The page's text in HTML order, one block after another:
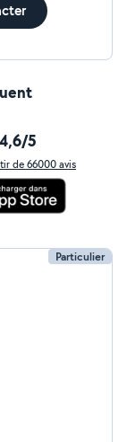
4,6/5
de 66000 avis
Particulier